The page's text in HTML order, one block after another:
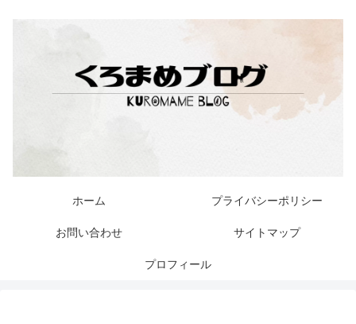
ホーム プライバシーポリシー
お問い合わせ サイトマップ
プロフィール